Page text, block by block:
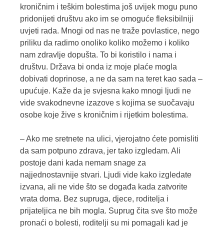
kroničnim i teškim bolestima još uvijek mogu puno
pridonijeti društvu ako im se omoguće fleksibilniji
uvjeti rada. Mnogi od nas ne traže povlastice, nego
priliku da radimo onoliko koliko možemo i koliko
nam zdravlje dopušta. To bi koristilo i nama i
društvu. Država bi onda iz moje plaće mogla
dobivati doprinose, a ne da sam na teret kao sada –
upućuje. Kaže da je svjesna kako mnogi ljudi ne
vide svakodnevne izazove s kojima se suočavaju
osobe koje žive s kroničnim i rijetkim bolestima.
– Ako me sretnete na ulici, vjerojatno ćete pomisliti
da sam potpuno zdrava, jer tako izgledam. Ali
postoje dani kada nemam snage za
najjednostavnije stvari. Ljudi vide kako izgledate
izvana, ali ne vide što se događa kada zatvorite
vrata doma. Bez supruga, djece, roditelja i
prijateljica ne bih mogla. Suprug čita sve što može
pronaći o bolesti, roditelji su mi pomagali kad je